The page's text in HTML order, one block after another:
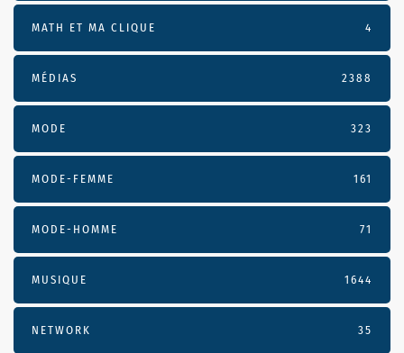
MATH ET MA CLIQUE 4
MÉDIAS 2388
MODE 323
MODE-FEMME 161
MODE-HOMME 71
MUSIQUE 1644
NETWORK 35